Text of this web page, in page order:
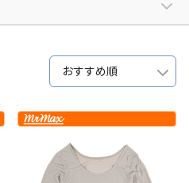
おすすめ順